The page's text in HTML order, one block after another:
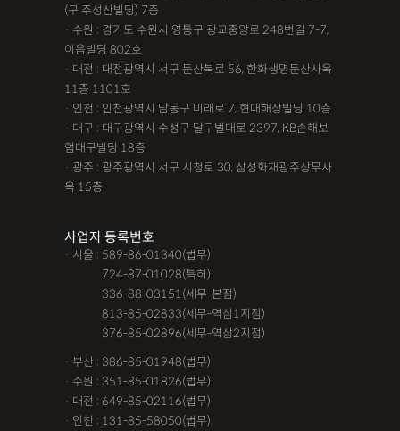
(구 주성산빌딩) 7층
· 수원 : 경기도 수원시 영통구 광교중앙로 248번길 7-7,
이음빌딩 802호
· 대전 : 대전광역시 서구 둔산북로 56, 한화생명둔산사옥
11층 1101호
· 인천 : 인천광역시 남동구 미래로 7, 현대해상빌딩 10층
· 대구 : 대구광역시 수성구 달구벌대로 2397, KB손해보
험대구빌딩 18층
· 광주 : 광주광역시 서구 시청로 30, 삼성화재광주상무사
옥 15층
사업자 등록번호
· 서울 : 589-86-01340(법무)
724-87-01028(특허)
336-88-03151(세무-본점)
813-85-02833(세무-역삼1지점)
376-85-02896(세무-역삼2지점)
· 부산 : 386-85-01948(법무)
· 수원 : 351-85-01826(법무)
· 대전 : 649-85-02116(법무)
· 인천 : 131-85-58050(법무)